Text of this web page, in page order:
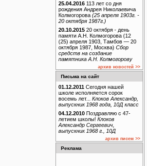
25.04.2016 113 лет со дня
рождения Андрея Николаевича
Колмогорова (25 апреля 1903г. -
20 октября 1987г.)
20.10.2015 20 октября - день
памяти А.Н. Колмогорова (12
(25) апреля 1903, Тамбов — 20
октября 1987, Москва) Сбор
средств на создание
памятника А.Н. Колмогорову
архив новостей >>
Письма на сайт
01.12.2011 Сегодня нашей
школе исполняется сорок
восемь лет... Клоков Александр,
выпускник 1968 года, 10Д класс
04.12.2010 Поздравляю с 47-
летием школы! Клоков
Александр Сергеевич,
выпускник 1968 г., 10Д
архив писем >>
Реклама